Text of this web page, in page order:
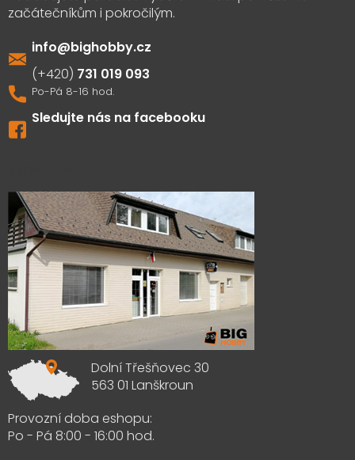
info@bighobby.cz
731 019 093
Sledujte nás na facebooku
Dolní Třešňovec 30
563 01 Lanškroun
Provozní doba eshopu:
Po - Pá 8:00 - 16:00 hod.